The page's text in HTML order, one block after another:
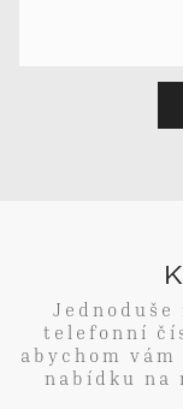
telefonní
abychom
nabídku na